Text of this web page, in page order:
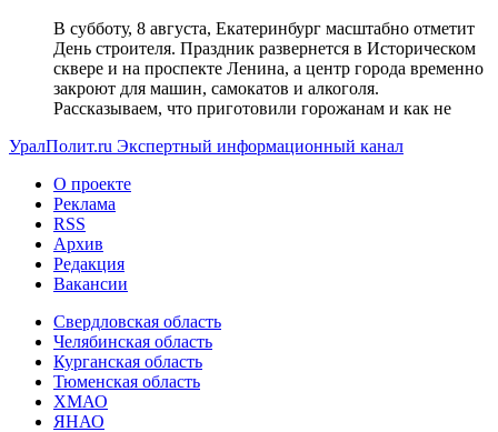
В субботу, 8 августа, Екатеринбург масштабно отметит
День строителя. Праздник развернется в Историческом
сквере и на проспекте Ленина, а центр города временно
закроют для машин, самокатов и алкоголя.
Рассказываем, что приготовили горожанам и как не
УралПолит.ru Экспертный информационный канал
О проекте
Реклама
RSS
Архив
Редакция
Вакансии
Свердловская область
Челябинская область
Курганская область
Тюменская область
ХМАО
ЯНАО